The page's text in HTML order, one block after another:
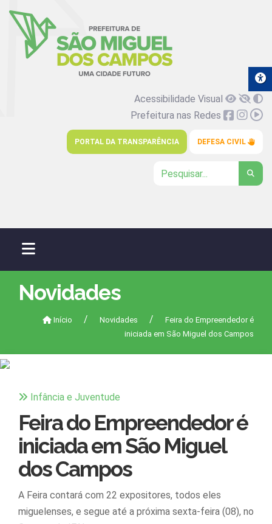
Acessibilidade Visual
Prefeitura nas Redes
PORTAL DA TRANSPARÊNCIA DEFESA CIVIL
Novidades
Início Novidades
Feira do Empreendedor é
iniciada em São Miguel dos Campos
Infância e Juventude
Feira do Empreendedor é
iniciada em São Miguel
dos Campos
A Feira contará com 22 expositores, todos eles
miguelenses, e segue até a próxima sexta-feira (08), no